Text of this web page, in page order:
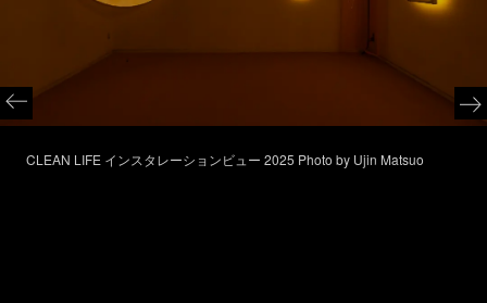
CLEAN LIFE インスタレーションビュー 2025 Photo by Ujin Matsuo